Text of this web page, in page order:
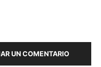
UN COMENTARIO